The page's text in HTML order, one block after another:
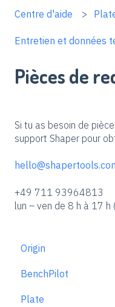
Centre d'aide
Entretien et données
Pièces de
Si tu as besoin de
support Shaper pour
+49 711 93964813
lun – ven de 8 h à 17 h
Origin
Pour bien démarrer
Configuration de
BenchPilot
Connecter à
Plate